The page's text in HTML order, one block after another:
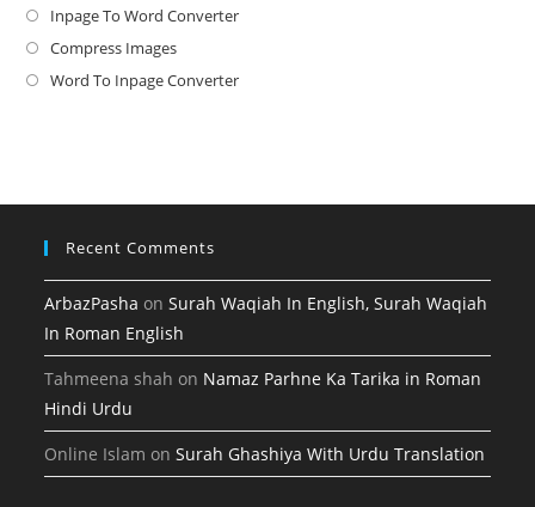
in
new
Inpage To Word ConverterOpens
a
Compress ImagesOpens
in
Word To Inpage ConverterOpens
tab
Recent Comments
ArbazPasha onSurah Waqiah In English, Surah Waqiah
In Roman English
Tahmeena shah on Namaz Parhne Ka Tarika in Roman
Hindi Urdu
Online Islam onSurah Ghashiya With Urdu Translation